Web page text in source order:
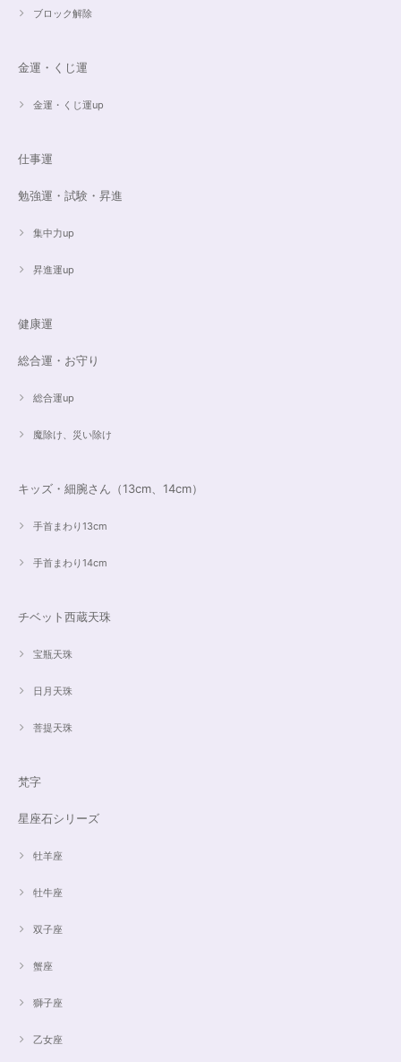
ブロック解除
金運・くじ運
金運・くじ運up
仕事運
勉強運・試験・昇進
集中力up
昇進運up
健康運
総合運・お守り
総合運up
魔除け、災い除け
キッズ・細腕さん（13cm、14cm）
手首まわり13cm
手首まわり14cm
チベット西蔵天珠
宝瓶天珠
日月天珠
菩提天珠
梵字
星座石シリーズ
牡羊座
牡牛座
双子座
蟹座
獅子座
乙女座